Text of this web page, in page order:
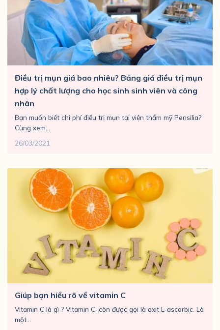
Điều trị mụn giá bao nhiêu? Bảng giá điều trị mụn
hợp lý chất lượng cho học sinh sinh viên và công
nhân
Bạn muốn biết chi phí điều trị mụn tại viện thẩm mỹ Pensilia?
Cùng xem...
26/03/2021
Giúp bạn hiểu rõ về vitamin C
Vitamin C là gì ? Vitamin C, còn được gọi là axit L-ascorbic. Là
một...